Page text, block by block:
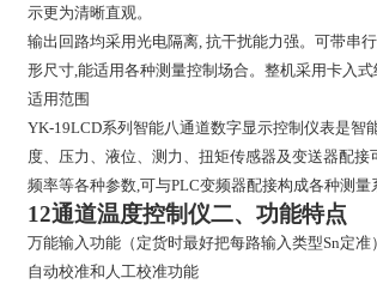
示更为清晰直观。
输出回路均采用光电隔离, 抗干扰能力强。可带串
形尺寸,能适用各种测量控制场合。整机采用卡入式
适用范围
YK-19LCD系列智能八通道数字显示控制仪表是智
度、压力、液位、测力、扭矩传感器及变送器配
频率等各种参数,可与PLC变频器配接构成各种测量
12通道温度控制仪二、功能特点
万能输入功能（定货时最好把每路输入类型Sn定准）
自动校准和人工校准功能